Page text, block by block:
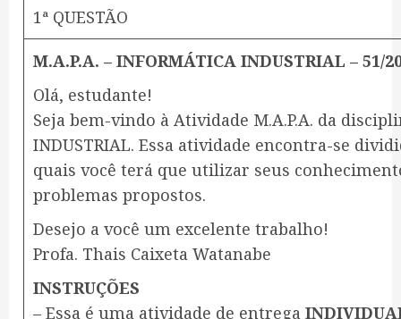
1ª QUESTÃO
M.A.P.A. – INFORMÁTICA INDUSTRIAL – 51/
Olá, estudante!
Seja bem-vindo à Atividade M.A.P.A. da
INDUSTRIAL. Essa atividade encontra-se
quais você terá que utilizar seus
problemas propostos.
Desejo a você um excelente trabalho!
Profa. Thais Caixeta Watanabe
INSTRUÇÕES
– Essa é uma atividade de entrega